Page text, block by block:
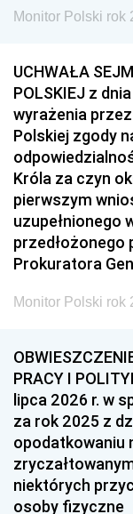
Monitor Polski rok
UCHWAŁA
POLSKIEJ z
wyrażenia
Polskiej zgody
Króla za czyn
pierwszym
uzupełnionego
przedłożonego
Prokuratora
Monitor Polski rok
PRACY I
lipca 2026 r. w
za rok 2025 z
opodatkowaniu
niektórych
osoby fizyczne